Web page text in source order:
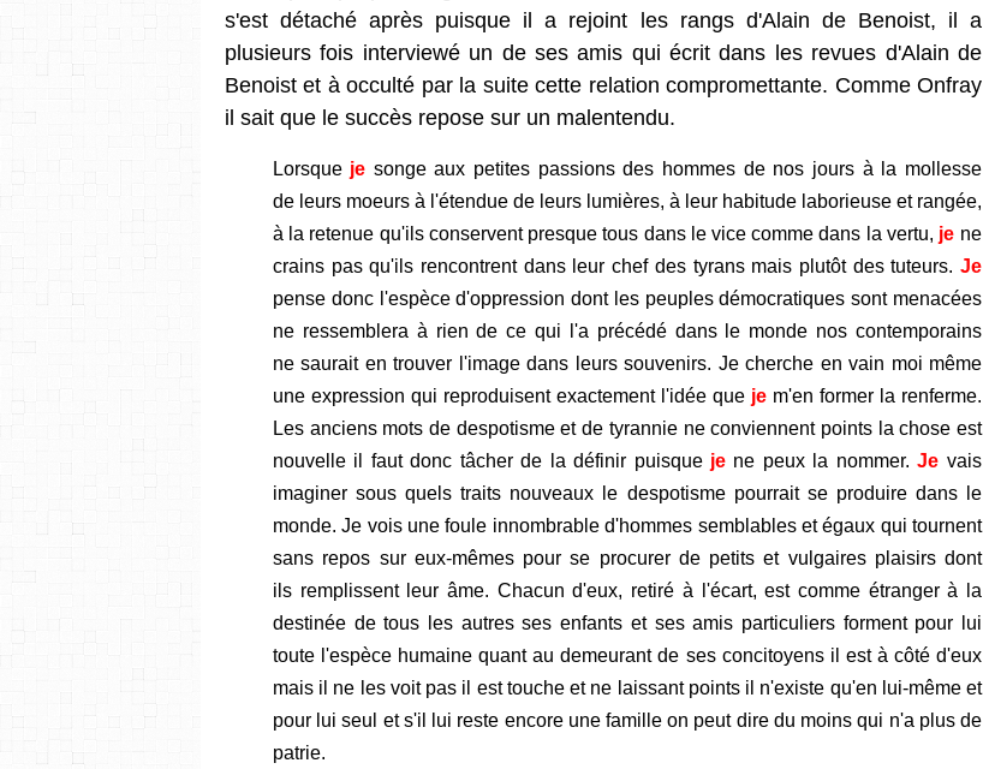
s'est détaché après puisque il a rejoint les rangs d'Alain de Benoist, il a
plusieurs fois interviewé un de ses amis qui écrit dans les revues d'Alain de
Benoist et à occulté par la suite cette relation compromettante. Comme Onfray
il sait que le succès repose sur un malentendu.
Lorsque je songe aux petites passions des hommes de nos jours à la mollesse
de leurs moeurs à l'étendue de leurs lumières, à leur habitude laborieuse et rangée,
à la retenue qu'ils conservent presque tous dans le vice comme dans la vertu, je ne
crains pas qu'ils rencontrent dans leur chef des tyrans mais plutôt des tuteurs. Je
pense donc l'espèce d'oppression dont les peuples démocratiques sont menacées
ne ressemblera à rien de ce qui l'a précédé dans le monde nos contemporains
ne saurait en trouver l'image dans leurs souvenirs. Je cherche en vain moi même
une expression qui reproduisent exactement l'idée que je m'en former la renferme.
Les anciens mots de despotisme et de tyrannie ne conviennent points la chose est
nouvelle il faut donc tâcher de la définir puisque je ne peux la nommer. Je vais
imaginer sous quels traits nouveaux le despotisme pourrait se produire dans le
monde. Je vois une foule innombrable d'hommes semblables et égaux qui tournent
sans repos sur eux-mêmes pour se procurer de petits et vulgaires plaisirs dont
ils remplissent leur âme. Chacun d'eux, retiré à l'écart, est comme étranger à la
destinée de tous les autres ses enfants et ses amis particuliers forment pour lui
toute l'espèce humaine quant au demeurant de ses concitoyens il est à côté d'eux
mais il ne les voit pas il est touche et ne laissant points il n'existe qu'en lui-même et
pour lui seul et s'il lui reste encore une famille on peut dire du moins qui n'a plus de
patrie.